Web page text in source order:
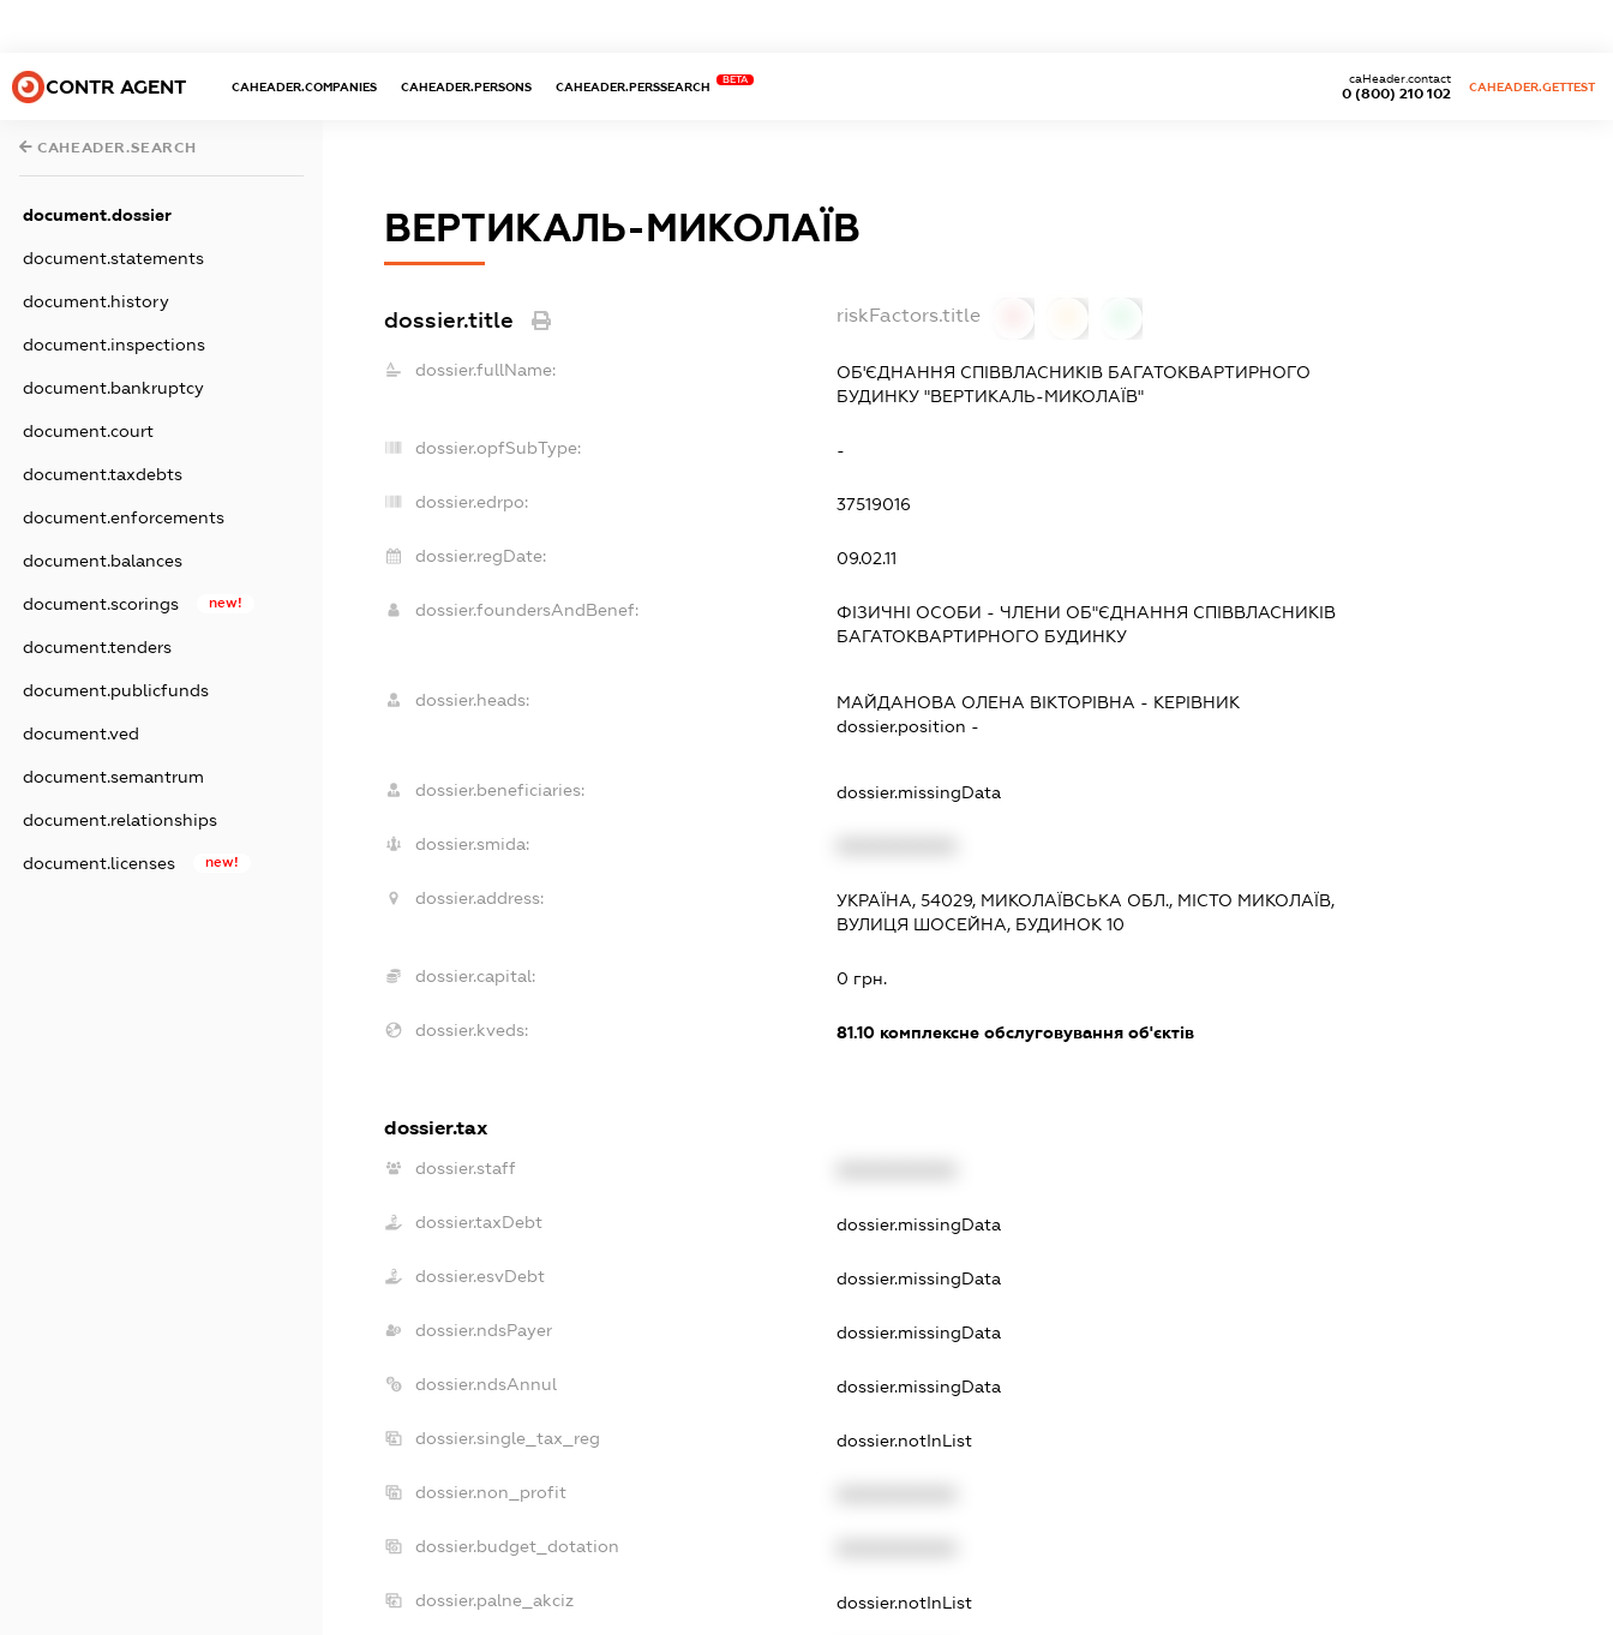
CONTR AGENT CAHEADER.COMPANIES CAHEADER.PERSONS CAHEADER.PERSSEARCH
BETA
0 (800) 210 102
caHeader.contact
CAHEADER.GETTEST
CAHEADER.SEARCH
document.dossier
document.statements
document.history
document.inspections
document.bankruptcy
document.court
document.taxdebts
document.enforcements
document.balances
document.scorings new!
document.tenders
document.publicfunds
document.ved
document.semantrum
document.relationships
document.licenses new!
ВЕРТИКАЛЬ-МИКОЛАЇВ
dossier.title riskFactors.title
dossier.fullName:
ОБ'ЄДНАННЯ СПІВВЛАСНИКІВ БАГАТОКВАРТИРНОГО
БУДИНКУ "ВЕРТИКАЛЬ-МИКОЛАЇВ"
dossier.opfSubType: -
dossier.edrpo: 37519016
dossier.regDate: 09.02.11
dossier.foundersAndBenef:
ФІЗИЧНІ ОСОБИ - ЧЛЕНИ ОБ"ЄДНАННЯ СПІВВЛАСНИКІВ
БАГАТОКВАРТИРНОГО БУДИНКУ
dossier.heads: МАЙДАНОВА ОЛЕНА ВІКТОРІВНА - КЕРІВНИК
dossier.position -
dossier.beneficiaries: dossier.missingData
dossier.smida:
dossier.address:
УКРАЇНА, 54029, МИКОЛАЇВСЬКА ОБЛ., МІСТО МИКОЛАЇВ,
ВУЛИЦЯ ШОСЕЙНА, БУДИНОК 10
dossier.capital: 0 грн.
dossier.kveds: 81.10 комплексне обслуговування об'єктів
dossier.tax
dossier.staff
dossier.taxDebt dossier.missingData
dossier.esvDebt dossier.missingData
dossier.ndsPayer dossier.missingData
dossier.ndsAnnul dossier.missingData
dossier.single_tax_reg dossier.notInList
dossier.non_profit
dossier.budget_dotation
dossier.palne_akciz dossier.notInList